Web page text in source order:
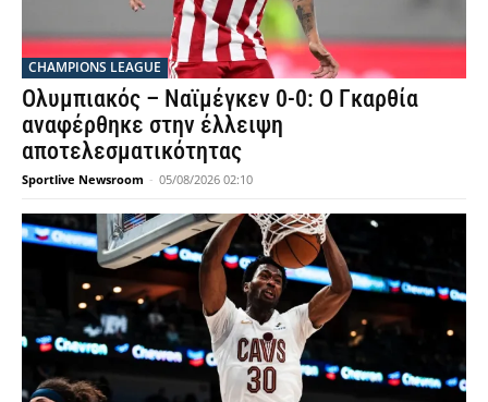
CHAMPIONS LEAGUE
Ολυμπιακός – Ναϊμέγκεν 0-0: Ο Γκαρθία
αναφέρθηκε στην έλλειψη
αποτελεσματικότητας
Sportlive Newsroom - 05/08/2026 02:10